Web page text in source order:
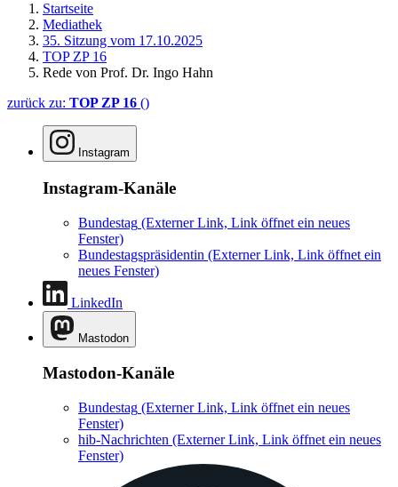
Startseite
Mediathek
35. Sitzung vom 17.10.2025
TOP ZP 16
Rede von Prof. Dr. Ingo Hahn
zurück zu: TOP ZP 16 ()
Instagram
Instagram-Kanäle
Bundestag (Externer Link, Link öffnet ein neues
Fenster)
Bundestagspräsidentin (Externer Link, Link öffnet ein
neues Fenster)
LinkedIn
Mastodon
Mastodon-Kanäle
Bundestag (Externer Link, Link öffnet ein neues
Fenster)
hib-Nachrichten (Externer Link, Link öffnet ein neues
Fenster)